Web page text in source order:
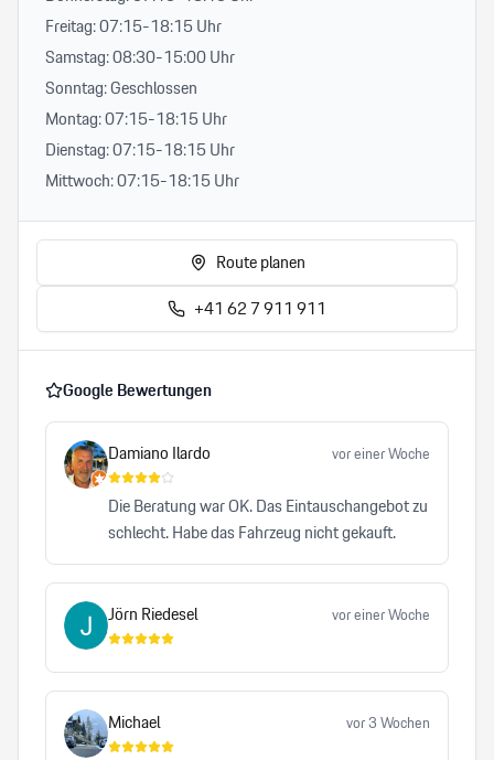
Freitag: 07:15-18:15 Uhr
Samstag: 08:30-15:00 Uhr
Sonntag: Geschlossen
Montag: 07:15-18:15 Uhr
Dienstag: 07:15-18:15 Uhr
Mittwoch: 07:15-18:15 Uhr
Route planen
+41 62 7 911 911
Google Bewertungen
Damiano Ilardo vor einer Woche
Die Beratung war OK. Das Eintauschangebot zu
schlecht. Habe das Fahrzeug nicht gekauft.
Jörn Riedesel vor einer Woche
Michael vor 3 Wochen